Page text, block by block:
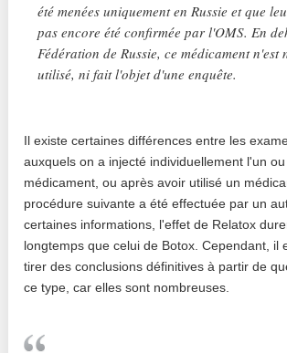
été menées uniquement en Russie et que
pas encore été confirmée par l'OMS. En
Fédération de Russie, ce médicament n'est
utilisé, ni fait l'objet d'une enquête.
Il existe certaines différences entre les
auxquels on a injecté individuellement l'un
médicament, ou après avoir utilisé un
procédure suivante a été effectuée par un
certaines informations, l'effet de Relatox
longtemps que celui de Botox. Cependant, il
tirer des conclusions définitives à partir de
ce type, car elles sont nombreuses.